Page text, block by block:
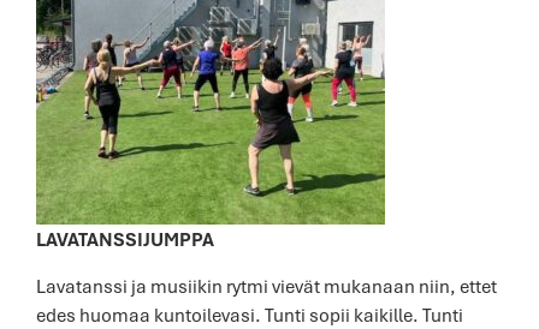
LAVATANSSIJUMPPA
Lavatanssi ja musiikin rytmi vievät mukanaan niin, ettet
edes huomaa kuntoilevasi. Tunti sopii kaikille. Tunti